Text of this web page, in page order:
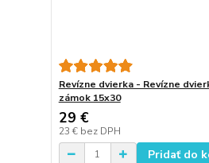
Revízne dvierka - Revízne
zámok 15x30
29 €
23 € bez DPH
Pridať do